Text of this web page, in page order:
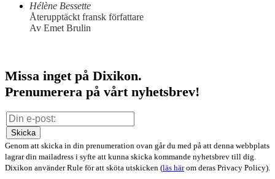
Hélène Bessette
Återupptäckt fransk författare
Av Emet Brulin
Missa inget på Dixikon.
Prenumerera på vårt nyhetsbrev!
Skicka
Genom att skicka in din prenumeration ovan går du med på att denna webbplats
lagrar din mailadress i syfte att kunna skicka kommande nyhetsbrev till dig.
Dixikon använder Rule för att sköta utskicken (läs härom deras Privacy Policy).